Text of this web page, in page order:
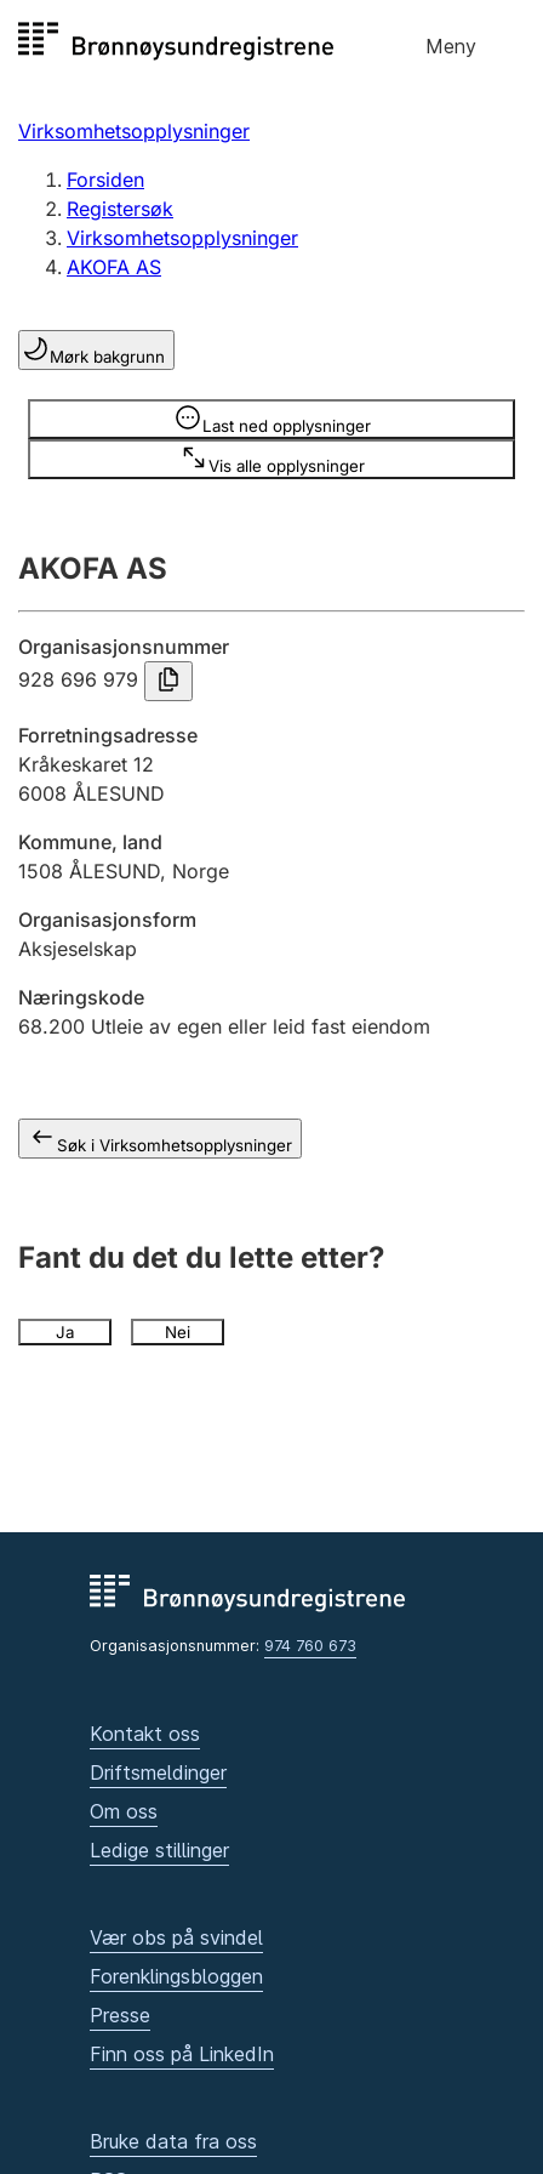
til
Meny
Registersøk
Aksjeselskap
Enkeltpersonforetak
Registrere, endre, slette
Lag og forening
Registrere, endre, slette
Årsregnskap
Innsending og forsinkelsesgebyr
Jeger
Ektepaktveileder
Offentlig sektor
Virksomhetsopplysninger
Forsiden
Registersøk
Virksomhetsopplysninger
AKOFA AS
Mørk bakgrunn
Last ned opplysninger
Vis alle opplysninger
Opplysninger er skjult
AKOFA AS
Organisasjonsnummer
928 696 979
Forretningsadresse
Kråkeskaret 12
6008 ÅLESUND
Kommune, land
1508 ÅLESUND, Norge
Organisasjonsform
Aksjeselskap
Næringskode
68.200 Utleie av egen eller leid fast eiendom
Søk i Virksomhetsopplysninger
Fant du det du lette etter?
Ja Nei
Organisasjonsnummer: 974 760 673
Kontakt oss
Driftsmeldinger
Om oss
Ledige stillinger
Vær obs på svindel
Forenklingsbloggen
Presse
Finn oss på LinkedIn
Bruke data fra oss